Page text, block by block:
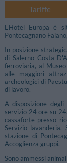
Tariffe
L'Hotel Europa è
Pontecagnano
In posizione
di Salerno Costa
ferroviaria, al
alle maggiori
archeologici di
di lavoro.
A disposizione
servizio 24 ore su
cassaforte presso
Servizio
stazione di
Accoglienza gruppi.
Sono ammessi